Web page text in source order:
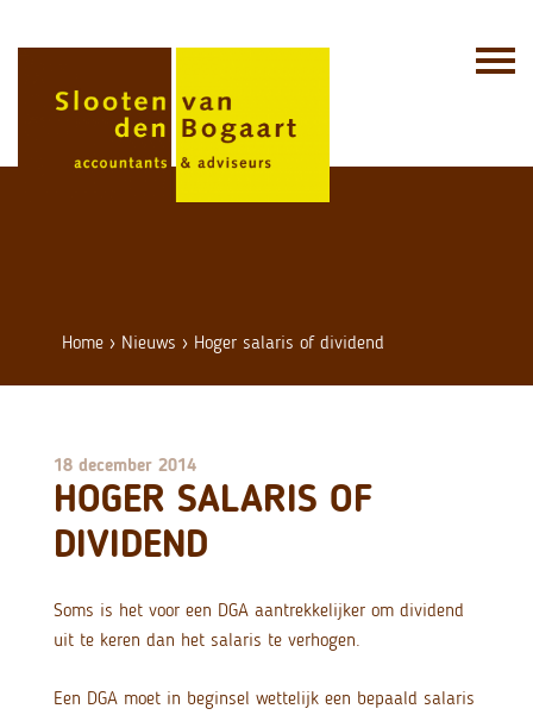
Home › Nieuws › Hoger salaris of dividend
18 december 2014
HOGER SALARIS OF
DIVIDEND
Soms is het voor een DGA aantrekkelijker om dividend
uit te keren dan het salaris te verhogen.
Een DGA moet in beginsel wettelijk een bepaald salaris